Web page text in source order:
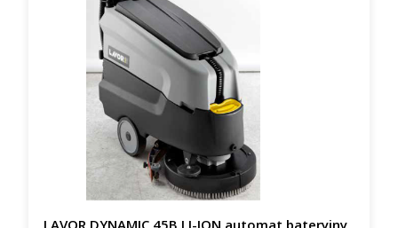
LAVOR DYNAMIC 45B LI-ION automat bateryjny